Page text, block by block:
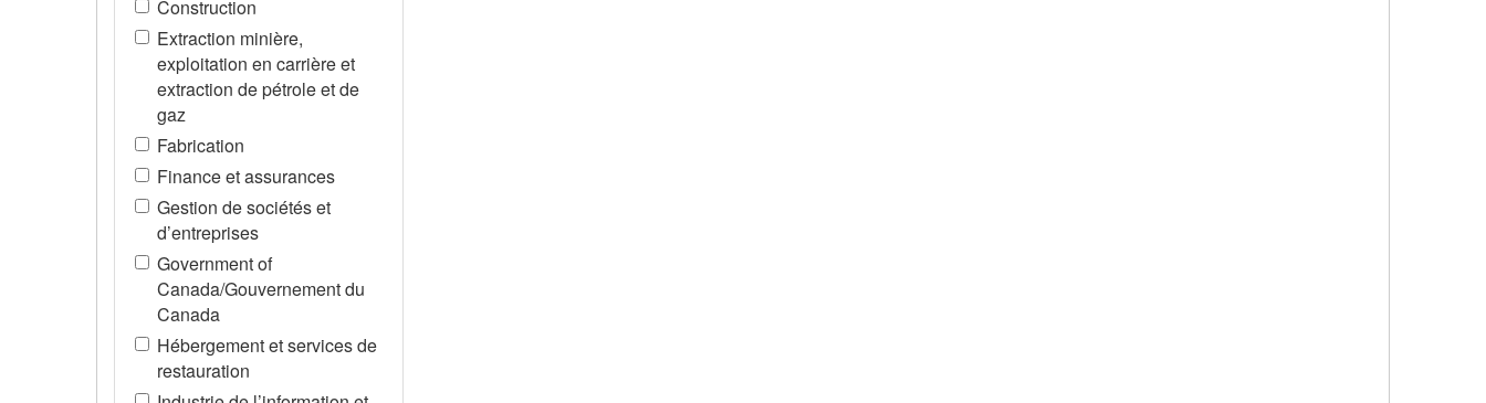
Construction
Extraction minière,
exploitation en carrière et
extraction de pétrole et de
gaz
Fabrication
Finance et assurances
Gestion de sociétés et
d’entreprises
Government of
Canada/Gouvernement du
Canada
Hébergement et services de
restauration